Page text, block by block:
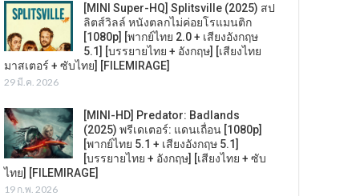
[MINI Super-HQ] Splitsville (2025) สป
ลิตส์วิลล์ หนังตลกไม่ค่อยโรแมนติก
[1080p] [พากย์ไทย 2.0 + เสียงอังกฤษ
5.1] [บรรยายไทย + อังกฤษ] [เสียงไทย
มาสเตอร์ + ซับไทย] [FILEMIRAGE]
29 มี.ค. 2026
[MINI-HD] Predator: Badlands
(2025) พรีเดเตอร์: แดนเถื่อน [1080p]
[พากย์ไทย 5.1 + เสียงอังกฤษ 5.1]
[บรรยายไทย + อังกฤษ] [เสียงไทย + ซับ
ไทย] [FILEMIRAGE]
19 ก.พ. 2026